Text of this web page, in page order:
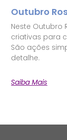
Outubro
Neste Outubro
criativas para
São ações
detalhe.
Saiba Mais